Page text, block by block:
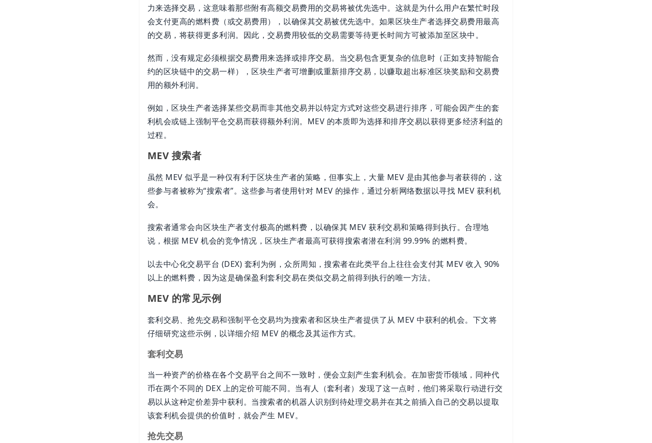
力来选择交易，这意味着那些附有高额交易费用的交易将被优先选中。这就是为什么用户在繁忙时段
会支付更高的燃料费（或交易费用），以确保其交易被优先选中。如果区块生产者选择交易费用最高
的交易，将获得更多利润。因此，交易费用较低的交易需要等待更长时间方可被添加至区块中。
然而，没有规定必须根据交易费用来选择或排序交易。当交易包含更复杂的信息时（正如支持智能合
约的区块链中的交易一样），区块生产者可增删或重新排序交易，以赚取超出标准区块奖励和交易费
用的额外利润。
例如，区块生产者选择某些交易而非其他交易并以特定方式对这些交易进行排序，可能会因产生的套
利机会或链上强制平仓交易而获得额外利润。MEV 的本质即为选择和排序交易以获得更多经济利益的
过程。
MEV 搜索者
虽然 MEV 似乎是一种仅有利于区块生产者的策略，但事实上，大量 MEV 是由其他参与者获得的，这
些参与者被称为“搜索者”。这些参与者使用针对 MEV 的操作，通过分析网络数据以寻找 MEV 获利机
会。
搜索者通常会向区块生产者支付极高的燃料费，以确保其 MEV 获利交易和策略得到执行。合理地
说，根据 MEV 机会的竞争情况，区块生产者最高可获得搜索者潜在利润 99.99% 的燃料费。
以去中心化交易平台 (DEX) 套利为例，众所周知，搜索者在此类平台上往往会支付其 MEV 收入 90%
以上的燃料费，因为这是确保盈利套利交易在类似交易之前得到执行的唯一方法。
MEV 的常见示例
套利交易、抢先交易和强制平仓交易均为搜索者和区块生产者提供了从 MEV 中获利的机会。下文将
仔细研究这些示例，以详细介绍 MEV 的概念及其运作方式。
套利交易
当一种资产的价格在各个交易平台之间不一致时，便会立刻产生套利机会。在加密货币领域，同种代
币在两个不同的 DEX 上的定价可能不同。当有人（套利者）发现了这一点时，他们将采取行动进行交
易以从这种定价差异中获利。当搜索者的机器人识别到待处理交易并在其之前插入自己的交易以提取
该套利机会提供的价值时，就会产生 MEV。
抢先交易